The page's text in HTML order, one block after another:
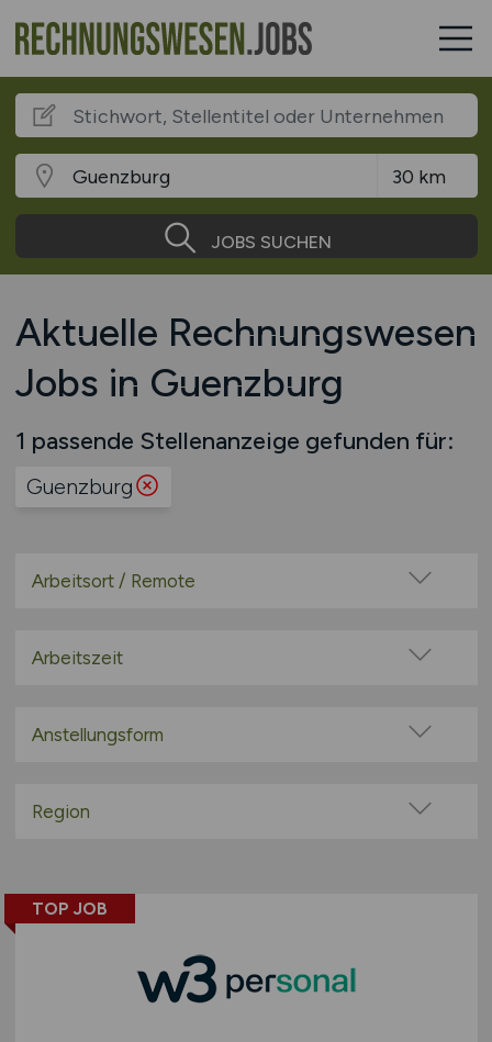
JOBS SUCHEN
Aktuelle Rechnungswesen
Jobs in Guenzburg
1 passende Stellenanzeige gefunden für:
Guenzburg
Arbeitsort / Remote
Home-Office möglich / Hybrid
Remote aus dem Ausland möglich
Arbeitszeit
Teilzeit
Anstellungsform
befristete Anstellung
Projektarbeit / Freelancer
geringfügige Beschäftigung / Minijob
Berufseinstieg / Trainee
Region
Berlin
TOP JOB